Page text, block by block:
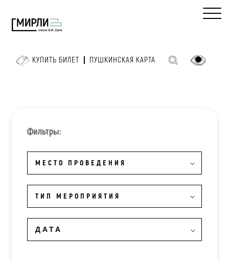
КУПИТЬ БИЛЕТ ПУШКИНСКАЯ КАРТА
Фильтры:
МЕСТО ПРОВЕДЕНИЯ
ТИП МЕРОПРИЯТИЯ